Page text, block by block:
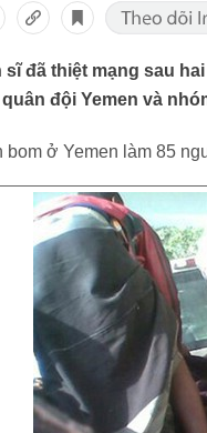
sĩ đã thiệt mạng sau
đội Yemen và
bom ở Yemen làm 85